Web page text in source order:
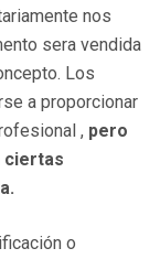
nos
sera vendida
Los
a proporcionar
, pero
ciertas
o